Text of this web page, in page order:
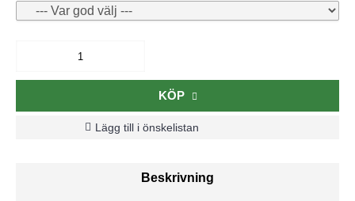
KÖP
Lägg till i önskelistan
Beskrivning